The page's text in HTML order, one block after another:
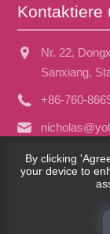
Kontaktiere
Nr. 22,
Sanxiang,
+86-760-
By clicking
your device to